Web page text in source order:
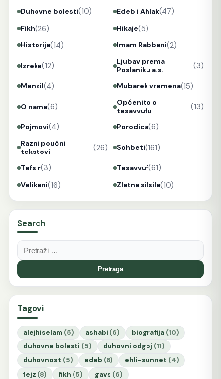
Duhovne bolesti(10) Edeb i Ahlak(47)
Fikh(26) Hikaje(5)
Historija(14) Imam Rabbani(2)
Izreke(12)
Ljubav prema
Poslaniku a.s.
(3)
Menzil(4) Mubarek vremena(15)
O nama(6)
Općenito o
tesavvufu
(13)
Pojmovi(4) Porodica(6)
Razni poučni
tekstovi
(26) Sohbeti(161)
Tefsir(3) Tesavvuf(61)
Velikani(16) Zlatna silsila(10)
Search
Pretraga:
Tagovi
alejhiselam (5) ashabi (6) biografija (10)
duhovne bolesti (5) duhovni odgoj (11)
duhovnost (5) edeb (8) ehli-sunnet (4)
fejz (8) fikh (5) gavs (6)